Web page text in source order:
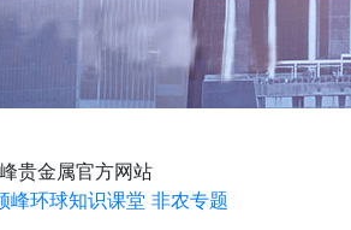
贵金属官方网站
峰环球知识课堂 非农专题